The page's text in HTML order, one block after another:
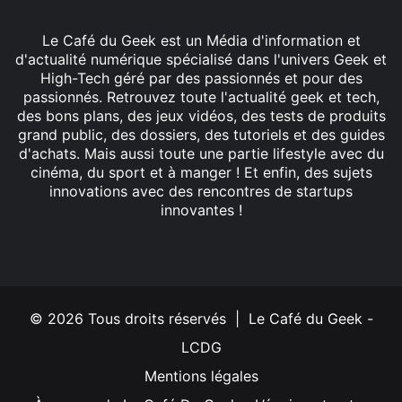
Le Café du Geek est un Média d'information et
d'actualité numérique spécialisé dans l'univers Geek et
High-Tech géré par des passionnés et pour des
passionnés. Retrouvez toute l'actualité geek et tech,
des bons plans, des jeux vidéos, des tests de produits
grand public, des dossiers, des tutoriels et des guides
d'achats. Mais aussi toute une partie lifestyle avec du
cinéma, du sport et à manger ! Et enfin, des sujets
innovations avec des rencontres de startups
innovantes !
© 2026 Tous droits réservés | Le Café du Geek -
LCDG
Mentions légales